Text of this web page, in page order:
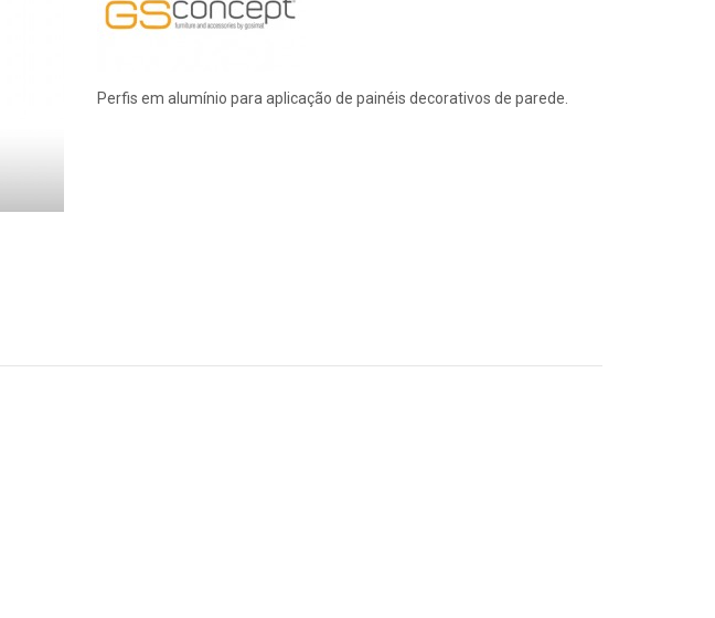
Perfis em alumínio para aplicação de painéis decorativos de parede.